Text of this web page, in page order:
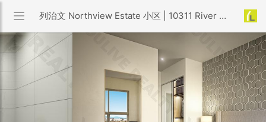
列治文 Northview Estate 小区 | 10311 River Drive